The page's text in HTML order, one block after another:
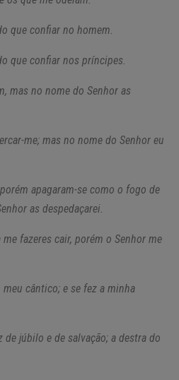
que confiar no homem.
que confiar nos príncipes.
mas no nome do Senhor as
me; mas no nome do Senhor eu
apagaram-se como o fogo de
as despedaçarei.
fazeres cair, porém o Senhor me
cântico; e se fez a minha
júbilo e de salvação; a destra do